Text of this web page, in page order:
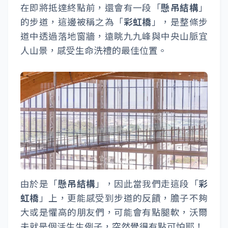
在即將抵達終點前，還會有一段「懸吊結構 」
的步道，這邊被稱之為「彩虹橋 」，是整條步
道中透過落地窗牆，遠眺九九峰與中央山脈宜
人山景，感受生命洗禮的最佳位置。
由於是「懸吊結構 」，因此當我們走這段「彩
虹橋 」上，更能感受到步道的反饋，膽子不夠
大或是懼高的朋友們，可能會有點腿軟，沃爾